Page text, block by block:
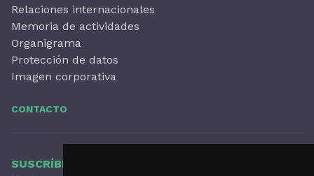
Relaciones internacionales
Memoria de actividades
Organigrama
Protección de datos
Imagen corporativa
CONTACTO
SUSCRÍBETE A NUESTRO BOLETÍN